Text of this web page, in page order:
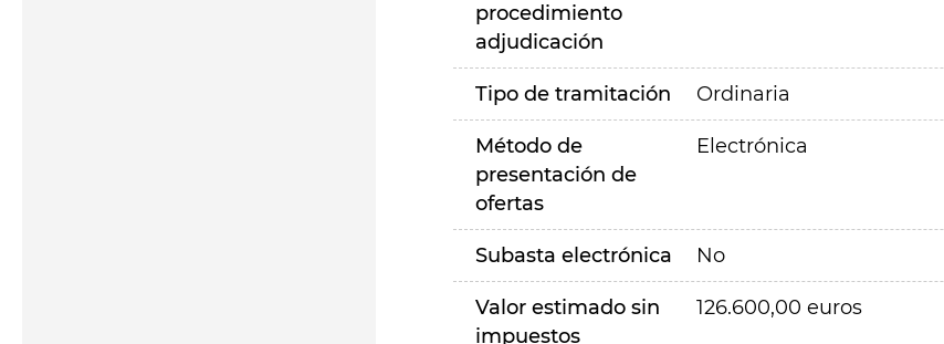
procedimiento
adjudicación
Tipo de tramitación Ordinaria
Método de
presentación de
ofertas
Electrónica
Subasta electrónica No
Valor estimado sin
impuestos
126.600,00 euros